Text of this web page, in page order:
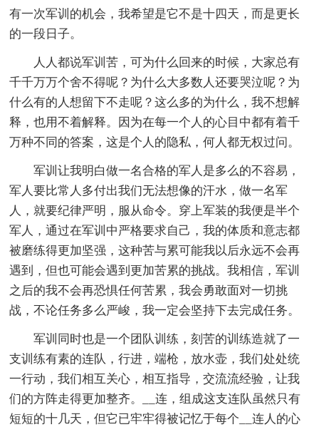
有一次军训的机会，我希望是它不是十四天，而是更长
的一段日子。
人人都说军训苦，可为什么回来的时候，大家总有
千千万万个舍不得呢？为什么大多数人还要哭泣呢？为
什么有的人想留下不走呢？这么多的为什么，我不想解
释，也用不着解释。因为在每一个人的心目中都有着千
万种不同的答案，这是个人的隐私，何人都无权过问。
军训让我明白做一名合格的军人是多么的不容易，
军人要比常人多付出我们无法想像的汗水，做一名军
人，就要纪律严明，服从命令。穿上军装的我便是半个
军人，通过在军训中严格要求自己，我的体质和意志都
被磨练得更加坚强，这种苦与累可能我以后永远不会再
遇到，但也可能会遇到更加苦累的挑战。我相信，军训
之后的我不会再恐惧任何苦累，我会勇敢面对一切挑
战，不论任务多么严峻，我一定会坚持下去完成任务。
军训同时也是一个团队训练，刻苦的训练造就了一
支训练有素的连队，行进，端枪，放水壶，我们处处统
一行动，我们相互关心，相互指导，交流流经验，让我
们的方阵走得更加整齐。__连，组成这支连队虽然只有
短短的十几天，但它已牢牢得被记忆于每个__连人的心